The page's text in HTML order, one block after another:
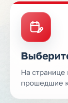
На
прошедшие